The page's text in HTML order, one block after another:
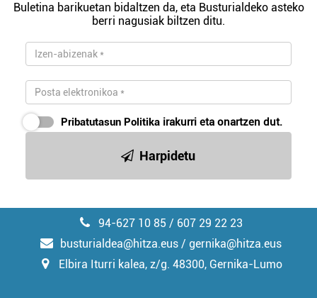
Buletina barikuetan bidaltzen da, eta Busturialdeko asteko
berri nagusiak biltzen ditu.
Pribatutasun Politika irakurri eta onartzen dut.
Harpidetu
94-627 10 85 / 607 29 22 23
busturialdea@hitza.eus / gernika@hitza.eus
Elbira Iturri kalea, z/g. 48300, Gernika-Lumo